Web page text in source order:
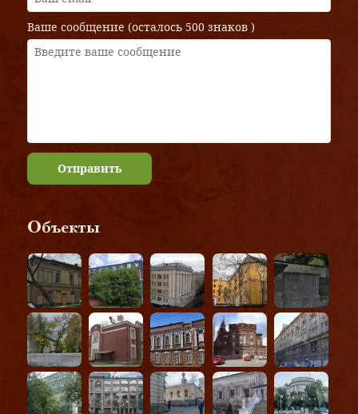
Ваше сообщение (осталось 500 знаков )
Отправить
Объекты